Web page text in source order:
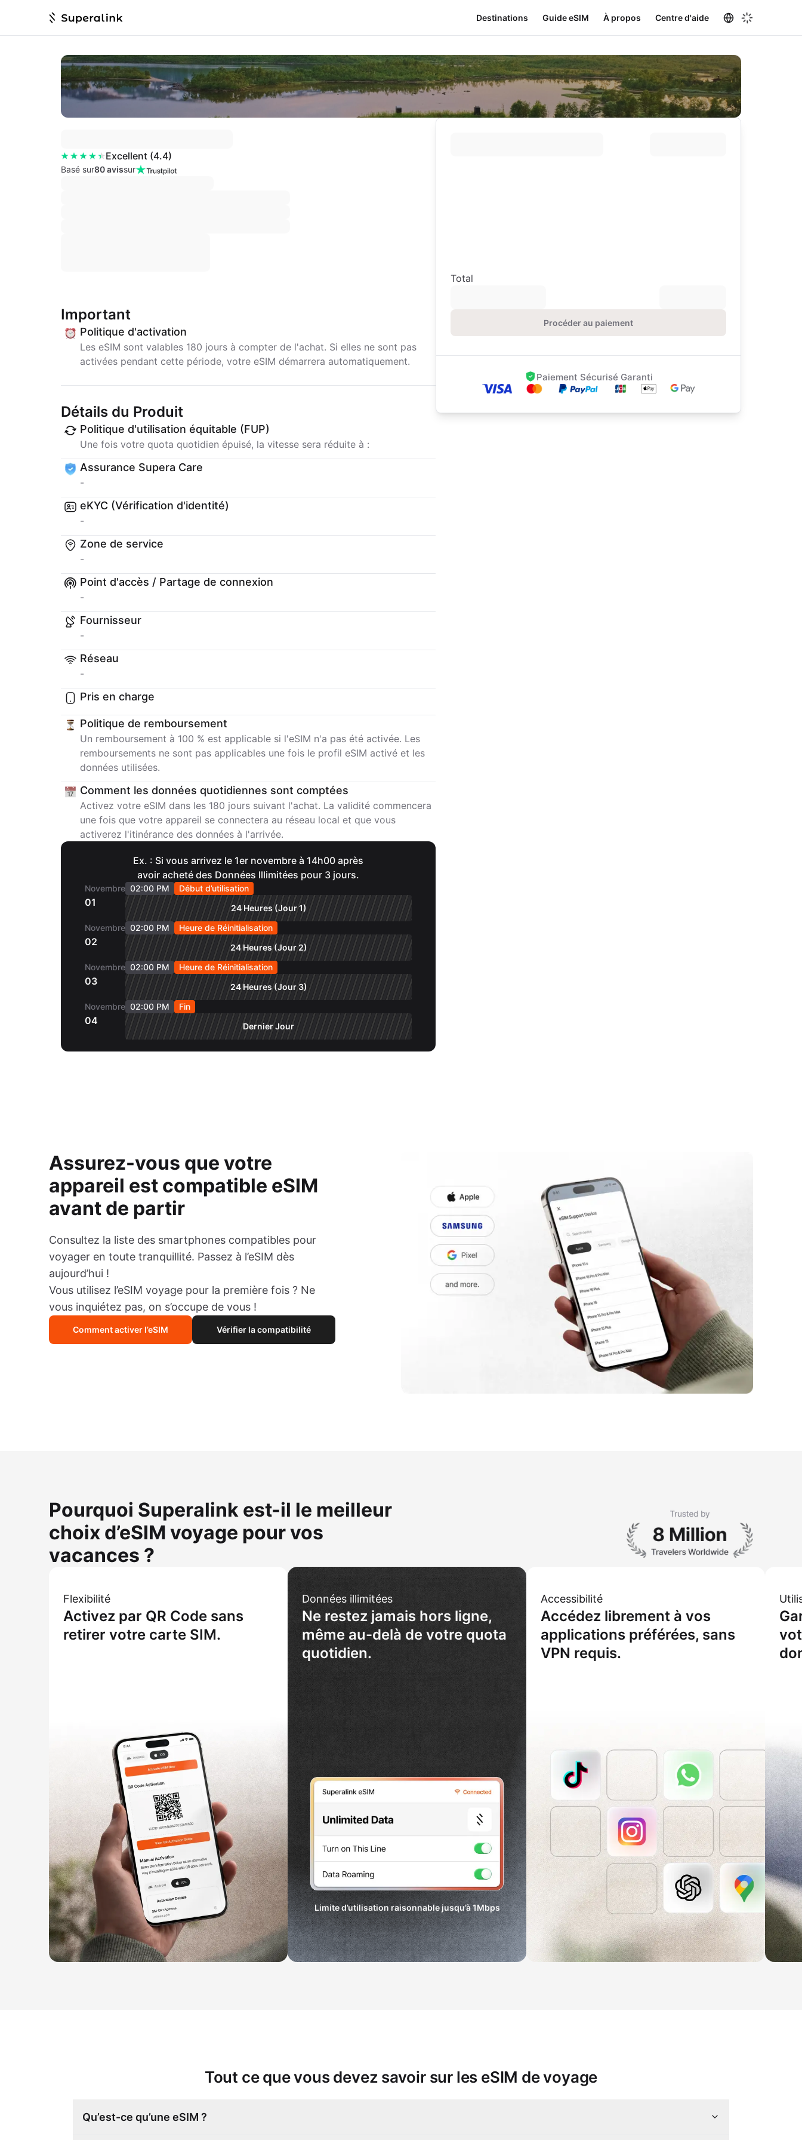
Destinations Guide eSIM À propos Centre d'aide
Excellent (4.4)
Basé sur80 avissur
Important
Politique d'activation
Les eSIM sont valables 180 jours à compter de l'achat. Si elles ne sont pas
activées pendant cette période, votre eSIM démarrera automatiquement.
Détails du Produit
Politique d'utilisation équitable (FUP)
Une fois votre quota quotidien épuisé, la vitesse sera réduite à :
Assurance Supera Care
-
eKYC (Vérification d'identité)
-
Zone de service
-
Point d'accès / Partage de connexion
-
Fournisseur
-
Réseau
-
Pris en charge
Politique de remboursement
Un remboursement à 100 % est applicable si l'eSIM n'a pas été activée. Les
remboursements ne sont pas applicables une fois le profil eSIM activé et les
données utilisées.
Comment les données quotidiennes sont comptées
Activez votre eSIM dans les 180 jours suivant l'achat. La validité commencera
une fois que votre appareil se connectera au réseau local et que vous
activerez l'itinérance des données à l'arrivée.
Ex. : Si vous arrivez le 1er novembre à 14h00 après
avoir acheté des Données Illimitées pour 3 jours.
Novembre
01
02:00 PM
Début d’utilisation
24 Heures (Jour 1)
Novembre
02
02:00 PM
Heure de Réinitialisation
24 Heures (Jour 2)
Novembre
03
02:00 PM
Heure de Réinitialisation
24 Heures (Jour 3)
Novembre
04
02:00 PM
Fin
Dernier Jour
Total
Procéder au paiement
Paiement Sécurisé Garanti
Assurez-vous que votre
appareil est compatible eSIM
avant de partir
Consultez la liste des smartphones compatibles pour
voyager en toute tranquillité. Passez à l’eSIM dès
aujourd’hui !
Vous utilisez l’eSIM voyage pour la première fois ? Ne
vous inquiétez pas, on s’occupe de vous !
Comment activer l’eSIM Vérifier la compatibilité
Pourquoi Superalink est-il le meilleur
choix d’eSIM voyage pour vos
vacances ?
Flexibilité
Activez par QR Code sans
retirer votre carte SIM.
Données illimitées
Ne restez jamais hors ligne,
même au-delà de votre quota
quotidien.
Limite d’utilisation raisonnable jusqu’à1Mbps
Accessibilité
Accédez librement à vos
applications préférées, sans
VPN requis.
Tout ce que vous devez savoir sur les eSIM de voyage
Qu’est-ce qu’une eSIM ?